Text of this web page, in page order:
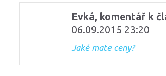
Evká, komentář k
06.09.2015 23:20
Jaké mate ceny?